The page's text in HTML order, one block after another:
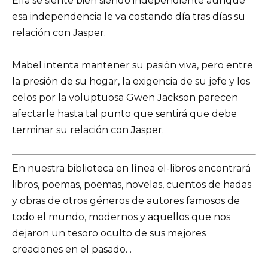
esa independencia le va costando día tras días su
relación con Jasper.
Mabel intenta mantener su pasión viva, pero entre
la presión de su hogar, la exigencia de su jefe y los
celos por la voluptuosa Gwen Jackson parecen
afectarle hasta tal punto que sentirá que debe
terminar su relación con Jasper.
En nuestra biblioteca en línea el-libros encontrará
libros, poemas, poemas, novelas, cuentos de hadas
y obras de otros géneros de autores famosos de
todo el mundo, modernos y aquellos que nos
dejaron un tesoro oculto de sus mejores
creaciones en el pasado. .